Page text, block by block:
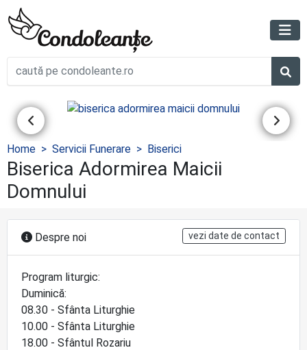
Home Servicii Funerare Biserici
Biserica Adormirea Maicii
Domnului
Despre noi vezi date de contact
Program liturgic:
Duminică:
08.30 - Sfânta Liturghie
10.00 - Sfânta Liturghie
18.00 - Sfântul Rozariu